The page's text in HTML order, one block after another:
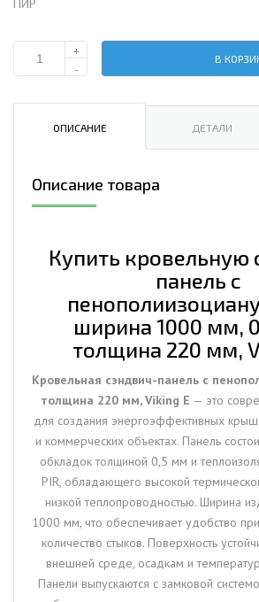
ПИР
Количество
сэндвич-
ширина
1000
0.5/0.5,
толщина
+
-
В
ОПИСАНИЕ ДЕТАЛИ
Описание товара
Купить кровельную
панель с
ширина 1000 мм,
толщина 220 мм,
Кровельная сэндвич-панель с
толщина 220 мм, Viking E — это
для создания энергоэффективных
и коммерческих объектах. Панель
обкладок толщиной 0,5 мм и
PIR, обладающего высокой
низкой теплопроводностью. Ширина
1000 мм, что обеспечивает удобство
количество стыков. Поверхность
внешней среде, осадкам и
Панели выпускаются с замковой